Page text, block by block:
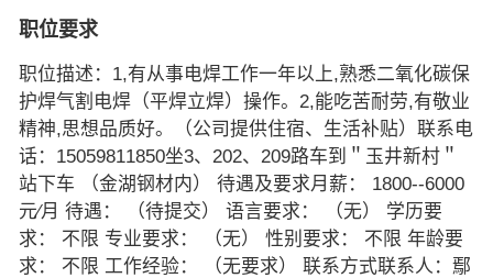
职位要求
职位描述：1,有从事电焊工作一年以上,熟悉二氧化碳保
护焊气割电焊（平焊立焊）操作。2,能吃苦耐劳,有敬业
精神,思想品质好。（公司提供住宿、生活补贴）联系电
话：15059811850坐3、202、209路车到＂玉井新村＂
站下车 （金湖钢材内） 待遇及要求月薪： 1800--6000
元∕月 待遇： （待提交） 语言要求： （无） 学历要
求： 不限 专业要求： （无） 性别要求： 不限 年龄要
求： 不限 工作经验： （无要求） 联系方式联系人：鄢